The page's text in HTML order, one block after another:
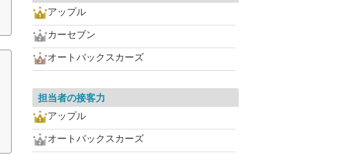
アップル
カーセブン
オートバックスカーズ
担当者の接客力
アップル
オートバックスカーズ